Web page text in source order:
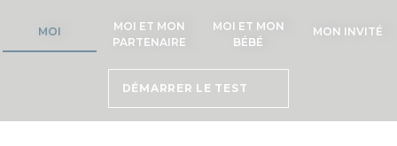
MOI
MOI ET MON
PARTENAIRE
MOI ET MON
BÉBÉ
MON INVITÉ
DÉMARRER LE TEST